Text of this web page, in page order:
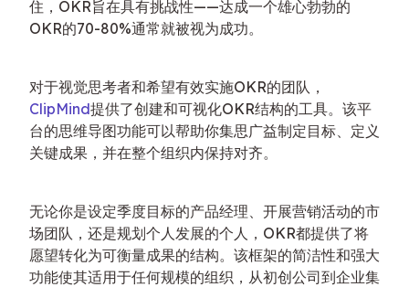
住，OKR旨在具有挑战性——达成一个雄心勃勃的
OKR的70-80%通常就被视为成功。
对于视觉思考者和希望有效实施OKR的团队，
ClipMind提供了创建和可视化OKR结构的工具。该平
台的思维导图功能可以帮助你集思广益制定目标、定义
关键成果，并在整个组织内保持对齐。
无论你是设定季度目标的产品经理、开展营销活动的市
场团队，还是规划个人发展的个人，OKR都提供了将
愿望转化为可衡量成果的结构。该框架的简洁性和强大
功能使其适用于任何规模的组织，从初创公司到企业集